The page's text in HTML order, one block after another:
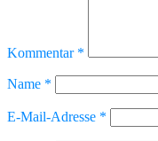
Kommentar *
Name *
E-Mail-Adresse *